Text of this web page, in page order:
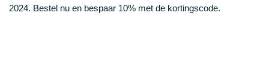
2024. Bestel nu en bespaar 10% met de kortingscode.